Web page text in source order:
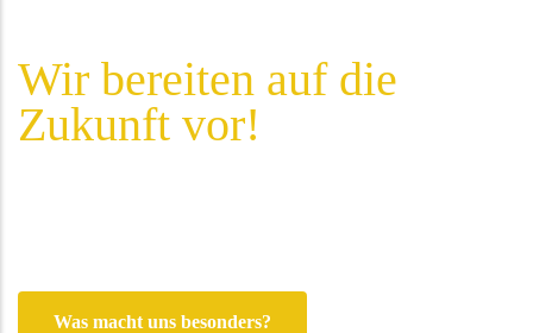
Wir bereiten auf die
Zukunft vor!
Was macht uns besonders?